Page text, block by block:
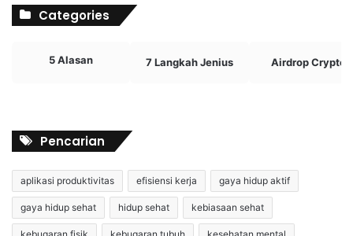
Categories
5 Alasan 7 Langkah Jenius Airdrop Crypto
Pencarian
aplikasi produktivitas efisiensi kerja gaya hidup aktif
gaya hidup sehat hidup sehat kebiasaan sehat